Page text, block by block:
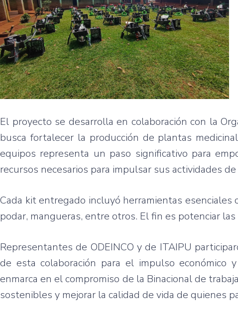
El proyecto se desarrolla en colaboración con la
busca fortalecer la producción de plantas
equipos representa un paso significativo para
recursos necesarios para impulsar sus actividades
Cada kit entregado incluyó herramientas esenciales
podar, mangueras, entre otros. El fin es potenciar
Representantes de ODEINCO y de ITAIPU
de esta colaboración para el impulso
enmarca en el compromiso de la Binacional de
sostenibles y mejorar la calidad de vida de quienes